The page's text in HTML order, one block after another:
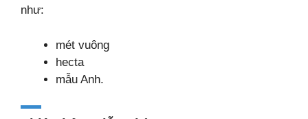
như:
mét vuông
hecta
mẫu Anh.